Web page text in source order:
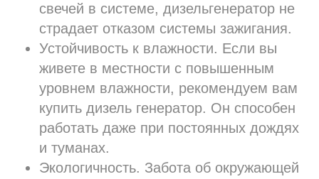
свечей в системе, дизельгенератор не
страдает отказом системы зажигания.
Устойчивость к влажности. Если вы
живете в местности с повышенным
уровнем влажности, рекомендуем вам
купить дизель генератор. Он способен
работать даже при постоянных дождях
и туманах.
Экологичность. Забота об окружающей